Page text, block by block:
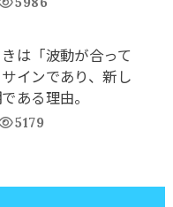
は「波動が合って
インであり、新し
ある理由。
5179